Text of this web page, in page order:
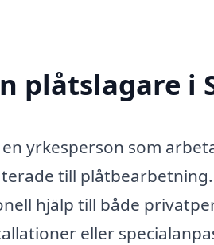
plåtslagare
yrkesperson som
till
hjälp till både
eller